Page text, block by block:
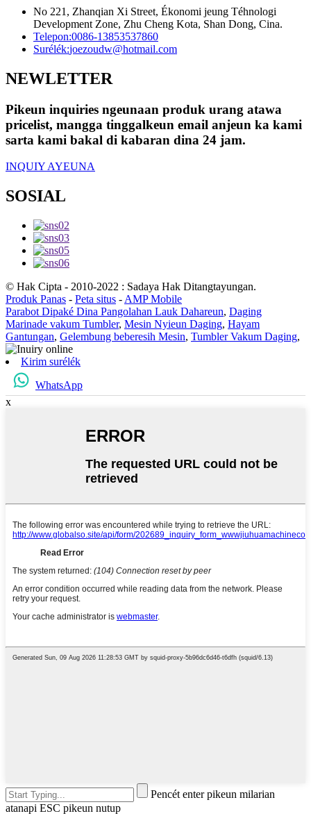
No 221, Zhanqian Xi Street, Ékonomi jeung Téhnologi
Development Zone, Zhu Cheng Kota, Shan Dong, Cina.
Telepon:0086-13853537860
Surélék:joezoudw@hotmail.com
NEWLETTER
Pikeun inquiries ngeunaan produk urang atawa
pricelist, mangga tinggalkeun email anjeun ka kami
sarta kami bakal di kabaran dina 24 jam.
INQUIY AYEUNA
SOSIAL
© Hak Cipta - 2010-2022 : Sadaya Hak Ditangtayungan.
Produk Panas - Peta situs - AMP Mobile
Parabot Dipaké Dina Pangolahan Lauk Dahareun, Daging
Marinade vakum Tumbler, Mesin Nyieun Daging, Hayam
Gantungan, Gelembung beberesih Mesin, Tumbler Vakum Daging,
Kirim surélék
WhatsApp
x
Pencét enter pikeun milarian
atanapi ESC pikeun nutup